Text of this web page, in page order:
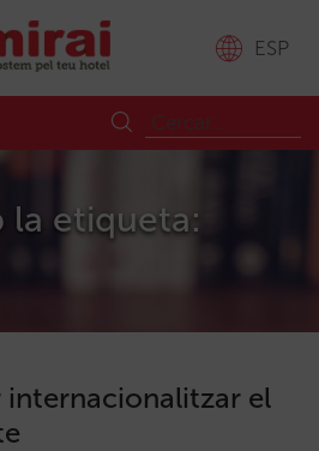
ESP
la etiqueta:
internacionalitzar el